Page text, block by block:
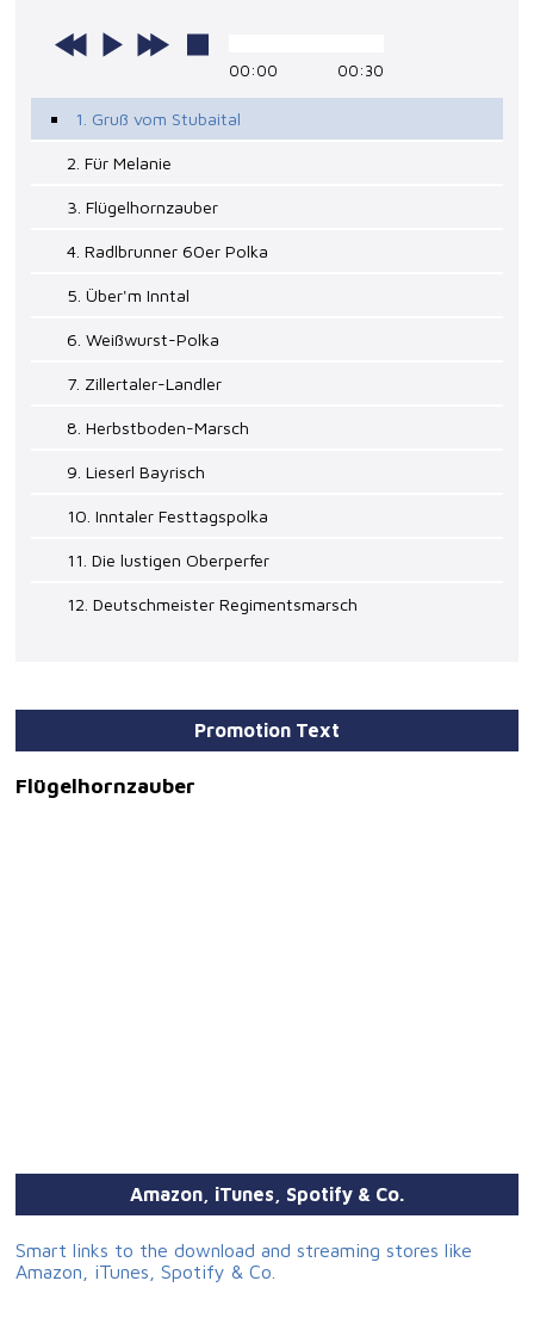
00:00 00:30
1. Gruß vom Stubaital
2. Für Melanie
3. Flügelhornzauber
4. Radlbrunner 60er Polka
5. Über'm Inntal
6. Weißwurst-Polka
7. Zillertaler-Landler
8. Herbstboden-Marsch
9. Lieserl Bayrisch
10. Inntaler Festtagspolka
11. Die lustigen Oberperfer
12. Deutschmeister Regimentsmarsch
Promotion Text
Flügelhornzauber
Amazon, iTunes, Spotify & Co.
Smart links to the download and streaming stores like
Amazon, iTunes, Spotify & Co.